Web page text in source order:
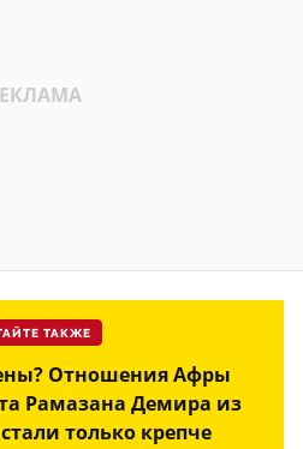
ТАКЖЕ
Отношения Афры
Рамазана Демира из
только крепче